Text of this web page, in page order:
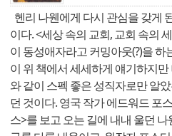
헨리 나웬에게 다시 관심을 갖게
이다. <세상 속의 교회, 교회 속의
이 동성애자라고 커밍아웃(?)을 하
이 위 책에서 세세하게 얘기하지
와 같이 스펙 좋은 성직자로만 알
던 것이다. 영국 작가 에드워드 포
스>를 보고 오는 길에 내내 울던